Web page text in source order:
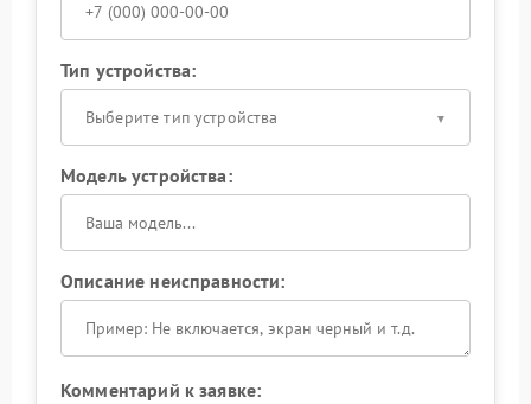
Тип устройства:
Выберите тип устройства
Модель устройства:
Описание неисправности:
Комментарий к заявке: